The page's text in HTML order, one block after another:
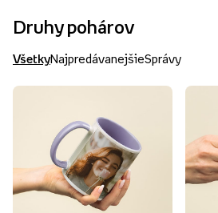
Druhy pohárov
VšetkyNajpredávanejšieSprávy